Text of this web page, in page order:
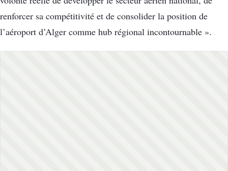
renforcer sa compétitivité et de consolider la position de
l’aéroport d’Alger comme hub régional incontournable ».